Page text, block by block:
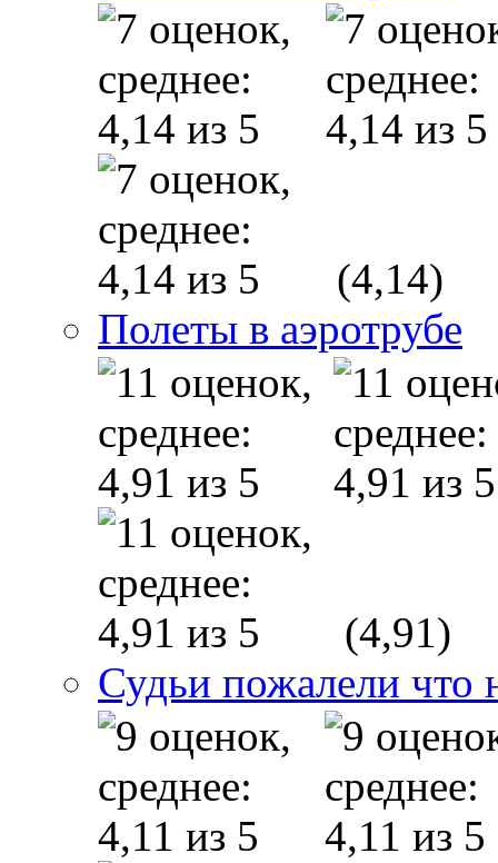
(4,14)
Полеты в аэротрубе
(4,91)
Судьи пожалели что